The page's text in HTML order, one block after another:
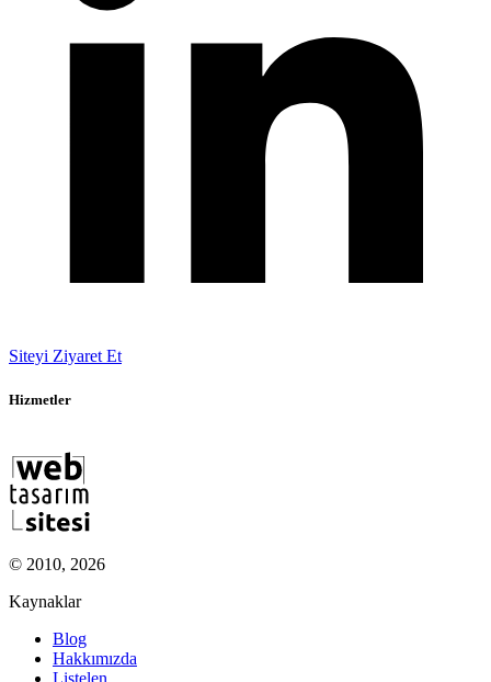
Siteyi Ziyaret Et
Hizmetler
© 2010, 2026
Kaynaklar
Blog
Hakkımızda
Listelen